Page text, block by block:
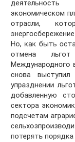
экономическом
отрасли,
Но, как быть
отмена льгот
Международного
снова
упразднении
добавленную
сектора
подсчетам
потерять порядка